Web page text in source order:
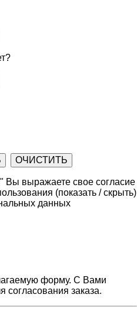
Вы выражаете свое согласие
(показать / скрыть)
данных
форму. С Вами
согласования заказа.